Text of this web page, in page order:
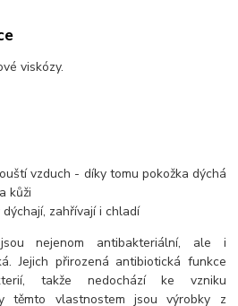
viskózy.
vzduch - díky tomu pokožka dýchá
kůži
zahřívají i chladí
nejenom antibakteriální, ale i
Jejich přirozená antibiotická funkce
takže nedochází ke vzniku
těmto vlastnostem jsou výrobky z